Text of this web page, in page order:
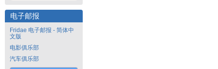
电子邮报
Fridae 电子邮报 - 简体中
文版
电影俱乐部
汽车俱乐部